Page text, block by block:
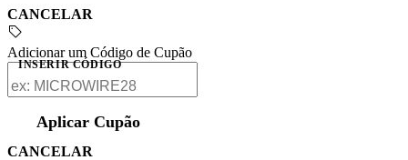
CANCELAR
Adicionar um Código de Cupão
INSERIR CÓDIGO
Aplicar Cupão
CANCELAR